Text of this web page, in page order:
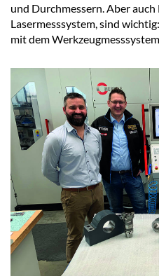
und Durchmessern. Aber
Lasermesssystem, sind
mit dem